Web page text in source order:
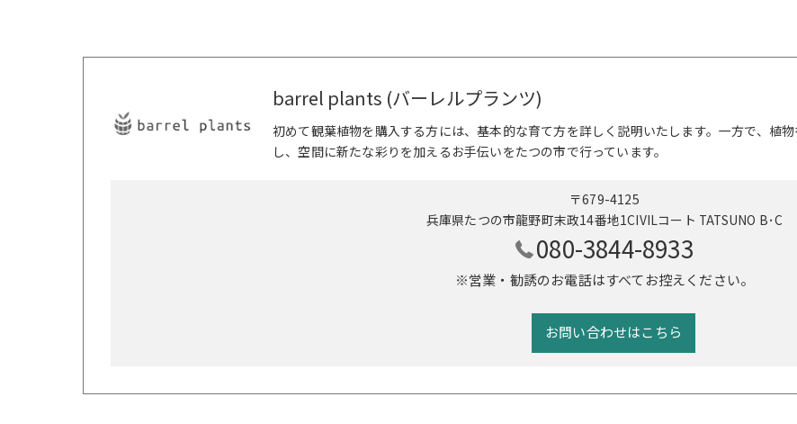
barrel plants (バーレルプランツ)
初めて観葉植物を購入する方には、基本的な育て方を詳しく説明いたします。一方で、植
し、空間に新たな彩りを加えるお手伝いをたつの市で行っています。
〒679-4125
兵庫県たつの市龍野町末政14番地1CIVILコート TATSUNO B･C
080-3844-8933
※営業・勧誘のお電話はすべてお控えください。
お問い合わせはこちら